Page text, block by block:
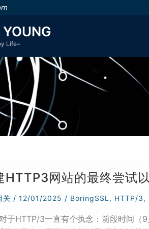
YOUNG
Life~
HTTP3网站的最终尝试
关 / 12/01/2025 / BoringSSL , HTTP/3,
于HTTP/3一直有个执念：前段时间（